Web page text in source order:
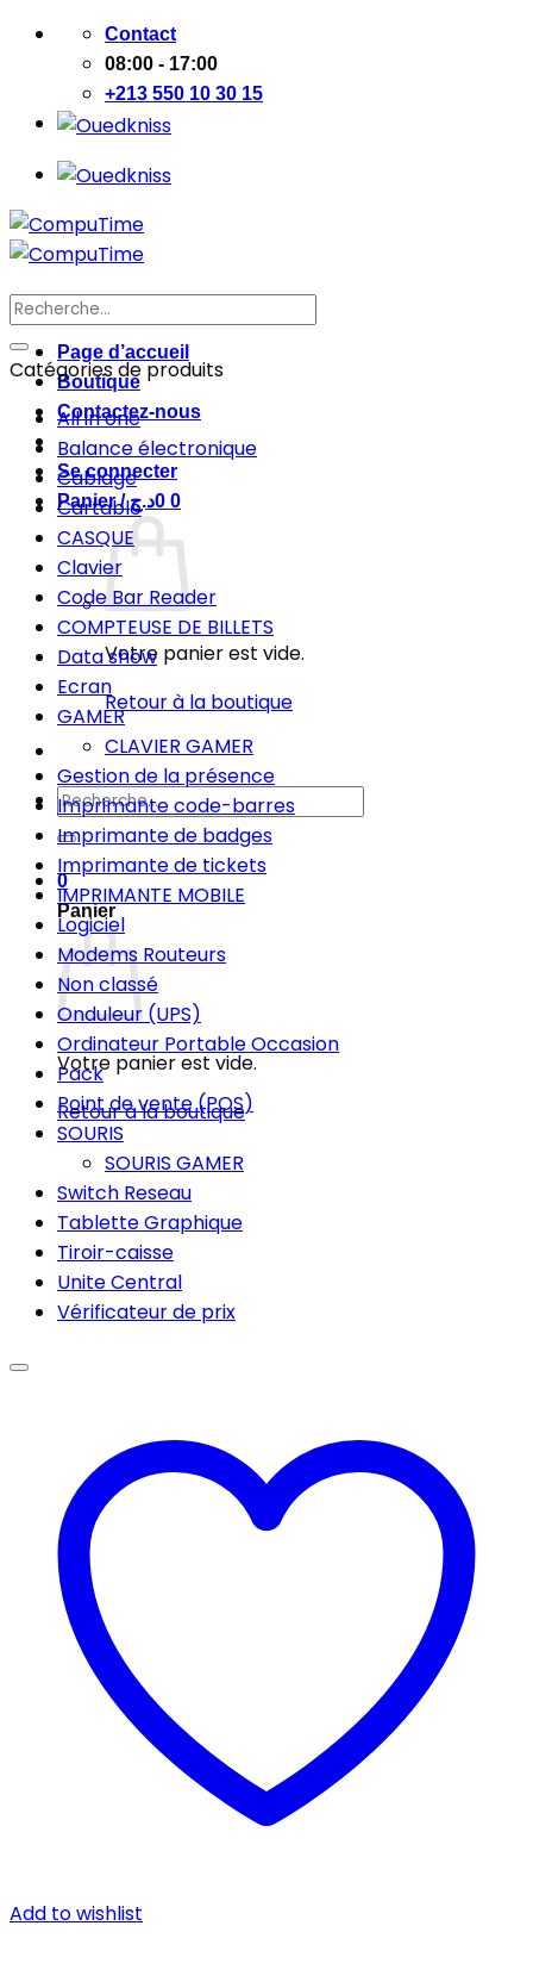
Passer
contenu
Contact
08:00 - 17:00
+213 550 10 30 15
Page d’accueil
Boutique
Contactez-nous
Se connecter
Panier /
0د.ج 0
Votre panier est vide.
Retour à la boutique
Recherche
pour :
0
Panier
Votre panier est vide.
Retour à la boutique
Recherche
pour :
Catégories de produits
All in one
Balance électronique
Cablage
Cartable
CASQUE
Clavier
Code Bar Reader
COMPTEUSE DE BILLETS
Data show
Ecran
GAMER
CLAVIER GAMER
Gestion de la présence
Imprimante code-barres
Imprimante de badges
Imprimante de tickets
IMPRIMANTE MOBILE
Logiciel
Modems Routeurs
Non classé
Onduleur (UPS)
Ordinateur Portable Occasion
Pack
Point de vente (POS)
SOURIS
SOURIS GAMER
Switch Reseau
Tablette Graphique
Tiroir-caisse
Unite Central
Vérificateur de prix
Add to wishlist